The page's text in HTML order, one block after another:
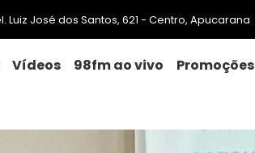
Luiz José dos Santos, 621 - Centro, Apucarana
Vídeos 98fm ao vivo Promoções